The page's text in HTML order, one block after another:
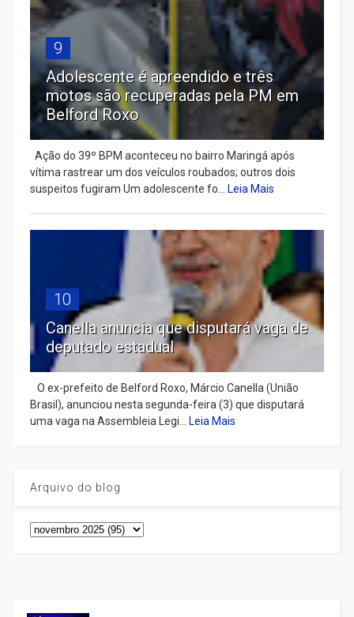
9
Adolescente é apreendido e três
motos são recuperadas pela PM em
Belford Roxo
Ação do 39º BPM aconteceu no bairro Maringá após
vítima rastrear um dos veículos roubados; outros dois
suspeitos fugiram Um adolescente fo...
Leia Mais
10
Canella anuncia que disputará vaga de
deputado estadual
​ O ex-prefeito de Belford Roxo, Márcio Canella (União
Brasil), anunciou nesta segunda-feira (3) que disputará
uma vaga na Assembleia Legi...
Leia Mais
Arquivo do blog